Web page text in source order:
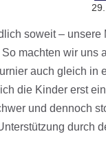
soweit –
So machten wir uns
auch gleich
die Kinder erst
und dennoch
durch